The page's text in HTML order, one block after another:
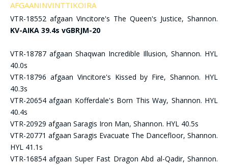
AFGAANINVINTTIKOIRA
VTR-18552 afgaan Vincitore's The Queen's Justice, Shannon.
KV-AIKA 39.4s vGBRJM-20
VTR-18787 afgaan Shaqwan Incredible Illusion, Shannon. HYL
40.0s
VTR-18796 afgaan Vincitore's Kissed by Fire, Shannon. HYL
40.3s
VTR-20654 afgaan Kofferdale's Born This Way, Shannon. HYL
40.4s
VTR-20929 afgaan Saragis Iron Man, Shannon. HYL 40.5s
VTR-20771 afgaan Saragis Evacuate The Dancefloor, Shannon.
HYL 41.1s
VTR-16854 afgaan Super Fast Dragon Abd al-Qadir, Shannon.